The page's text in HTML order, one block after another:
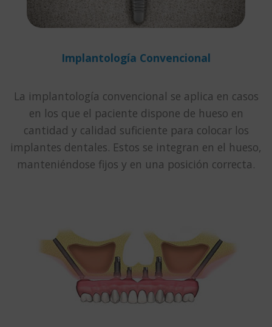
Implantología Convencional
La implantología convencional se aplica en casos
en los que el paciente dispone de hueso en
cantidad y calidad suficiente para colocar los
implantes dentales. Estos se integran en el hueso,
manteniéndose fijos y en una posición correcta.